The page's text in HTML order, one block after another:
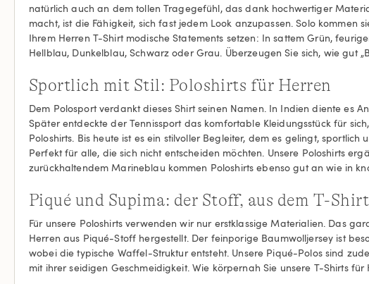
natürlich auch an dem tollen Tragegefühl, das dank hochwertiger
macht, ist die Fähigkeit, sich fast jedem Look anzupassen. Solo
Ihrem Herren T-Shirt modische Statements setzen: In sattem Grün,
Hellblau, Dunkelblau, Schwarz oder Grau. Überzeugen Sie sich, wie gut
Sportlich mit Stil: Poloshirts für Herren
Dem Polosport verdankt dieses Shirt seinen Namen. In Indien diente es
Später entdeckte der Tennissport das komfortable Kleidungsstück für
Poloshirts. Bis heute ist es ein stilvoller Begleiter, dem es gelingt,
Perfekt für alle, die sich nicht entscheiden möchten. Unsere Poloshirts
zurückhaltendem Marineblau kommen Poloshirts ebenso gut an wie in
Piqué und Supima: der Stoff, aus dem T-
Für unsere Poloshirts verwenden wir nur erstklassige Materialien. Das
Herren aus Piqué-Stoff hergestellt. Der feinporige Baumwolljersey ist
wobei die typische Waffel-Struktur entsteht. Unsere Piqué-Polos sind
mit ihrer seidigen Geschmeidigkeit. Wie körpernah Sie unsere T-Shirts